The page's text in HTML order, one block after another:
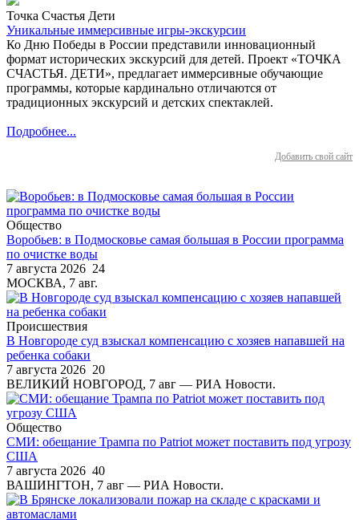
Точка Счастья Дети
Уникальные иммерсивные игры-экскурсии
Ко Дню Победы в России представили инновационный
формат исторических экскурсий для детей. Проект «ТОЧКА
СЧАСТЬЯ. ДЕТИ», предлагает иммерсивные обучающие
программы, которые кардинально отличаются от
традиционных экскурсий и детских спектаклей.
Подробнее...
Добавить свой сайт
Общество
Воробьев: в Подмосковье самая большая в России программа
по очистке воды
7 августа 2026 24
МОСКВА, 7 авг.
Происшествия
В Новгороде суд взыскал компенсацию с хозяев напавшей на
ребенка собаки
7 августа 2026 20
ВЕЛИКИЙ НОВГОРОД, 7 авг — РИА Новости.
Общество
СМИ: обещание Трампа по Patriot может поставить под угрозу
США
7 августа 2026 40
ВАШИНГТОН, 7 авг — РИА Новости.